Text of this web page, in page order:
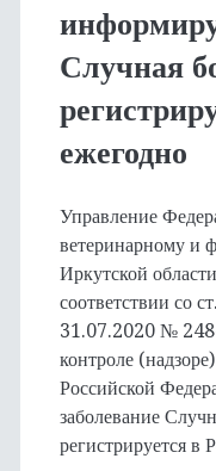
Случная
ежегодно
Управление
ветеринарному и
Иркутской
соответствии со
31.07.2020 №
контроле
Российской
заболевание
регистрируется в